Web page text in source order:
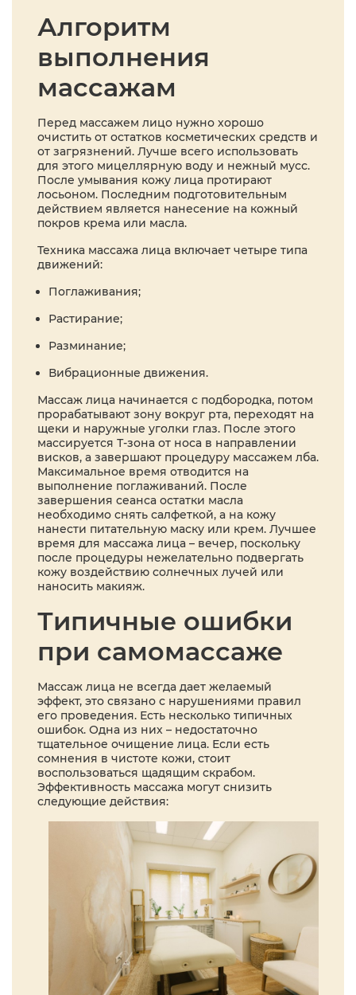
Алгоритм
выполнения
массажам
Перед массажем лицо нужно хорошо
очистить от остатков косметических средств и
от загрязнений. Лучше всего использовать
для этого мицеллярную воду и нежный мусс.
После умывания кожу лица протирают
лосьоном. Последним подготовительным
действием является нанесение на кожный
покров крема или масла.
Техника массажа лица включает четыре типа
движений:
Поглаживания;
Растирание;
Разминание;
Вибрационные движения.
Массаж лица начинается с подбородка, потом
прорабатывают зону вокруг рта, переходят на
щеки и наружные уголки глаз. После этого
массируется Т-зона от носа в направлении
висков, а завершают процедуру массажем лба.
Максимальное время отводится на
выполнение поглаживаний. После
завершения сеанса остатки масла
необходимо снять салфеткой, а на кожу
нанести питательную маску или крем. Лучшее
время для массажа лица – вечер, поскольку
после процедуры нежелательно подвергать
кожу воздействию солнечных лучей или
наносить макияж.
Типичные ошибки
при самомассаже
Массаж лица не всегда дает желаемый
эффект, это связано с нарушениями правил
его проведения. Есть несколько типичных
ошибок. Одна из них – недостаточно
тщательное очищение лица. Если есть
сомнения в чистоте кожи, стоит
воспользоваться щадящим скрабом.
Эффективность массажа могут снизить
следующие действия: